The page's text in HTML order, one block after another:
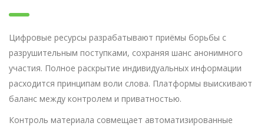
Цифровые ресурсы разрабатывают приёмы борьбы с
разрушительным поступками, сохраняя шанс анонимного
участия. Полное раскрытие индивидуальных информации
расходится принципам воли слова. Платформы выискивают
баланс между контролем и приватностью.
Контроль материала совмещает автоматизированные